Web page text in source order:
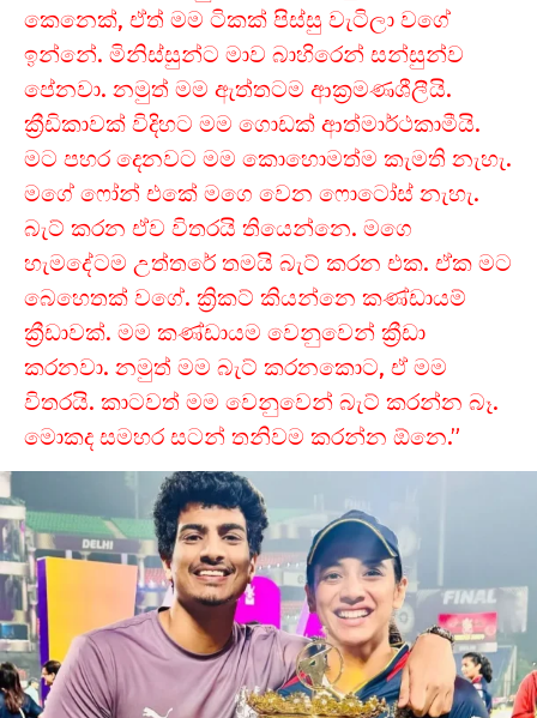
කෙනෙක්, ඒත් මම ටිකක් පිස්සු වැටිලා වගේ
ඉන්නේ. මිනිස්සුන්ට මාව බාහිරෙන් සන්සුන්ව
පේනවා. නමුත් මම ඇත්තටම ආක්‍රමණශීලීයි.
ක්‍රීඩිකාවක් විදිහට මම ගොඩක් ආත්මාර්ථකාමීයි.
මට පහර දෙනවට මම කොහොමත්ම කැමති නැහැ.
මගේ ෆෝන් එකේ මගෙ වෙන ෆොටෝස් නැහැ.
බැට් කරන ඒව විතරයි තියෙන්නෙ. මගෙ
හැමදේටම උත්තරේ තමයි බැට් කරන එක. ඒක මට
බෙහෙතක් වගේ. ක්‍රිකට් කියන්නෙ කණ්ඩායම්
ක්‍රීඩාවක්. මම කණ්ඩායම වෙනුවෙන් ක්‍රීඩා
කරනවා. නමුත් මම බැට් කරනකොට, ඒ මම
විතරයි. කාටවත් මම වෙනුවෙන් බැට් කරන්න බෑ.
මොකද සමහර සටන් තනිවම කරන්න ඕනෙ.”